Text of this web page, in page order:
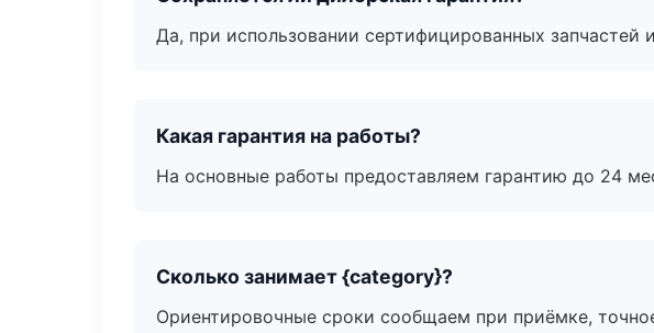
Да, при использовании сертифицированных запчастей
Какая гарантия на работы?
На основные работы предоставляем гарантию до 24
Сколько занимает {category}?
Ориентировочные сроки сообщаем при приёмке,